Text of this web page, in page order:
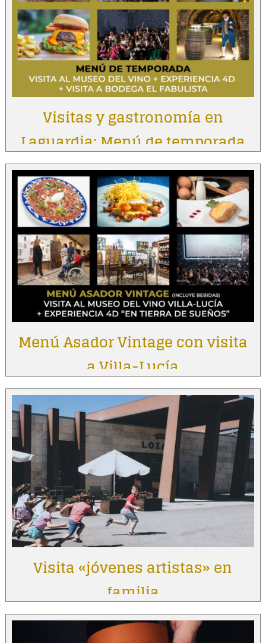
Visitas y gastronomía en
Laguardia: Menú de temporada
Menú Asador Vintage con visita
a Villa-Lucía
Visita «jóvenes artistas» en
familia